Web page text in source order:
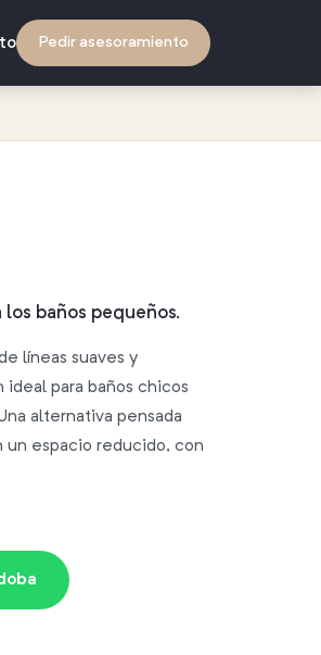
Pedir asesoramiento
baños pequeños.
líneas suaves y
para baños chicos
alternativa pensada
un espacio reducido, con